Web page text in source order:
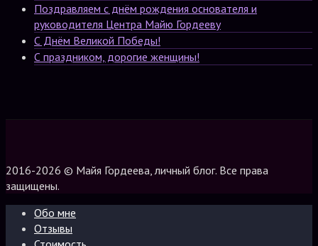
Поздравляем с днём рождения основателя и
руководителя Центра Майю Гордееву
С Днём Великой Победы!
С праздником, дорогие женщины!
2016-2026 © Майя Гордеева, личный блог. Все права
защищены.
Обо мне
Отзывы